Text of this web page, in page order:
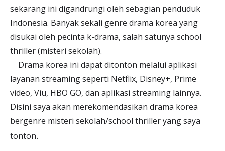
sekarang ini digandrungi oleh sebagian penduduk
Indonesia. Banyak sekali genre drama korea yang
disukai oleh pecinta k-drama, salah satunya school
thriller (misteri sekolah).
Drama korea ini dapat ditonton melalui aplikasi
layanan streaming seperti Netflix, Disney+, Prime
video, Viu, HBO GO, dan aplikasi streaming lainnya.
Disini saya akan merekomendasikan drama korea
bergenre misteri sekolah/school thriller yang saya
tonton.